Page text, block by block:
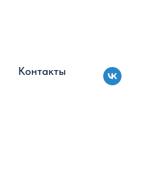
Контакты
Контакты